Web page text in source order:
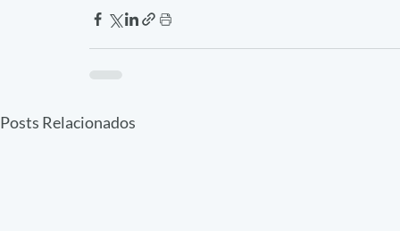
Posts Relacionados